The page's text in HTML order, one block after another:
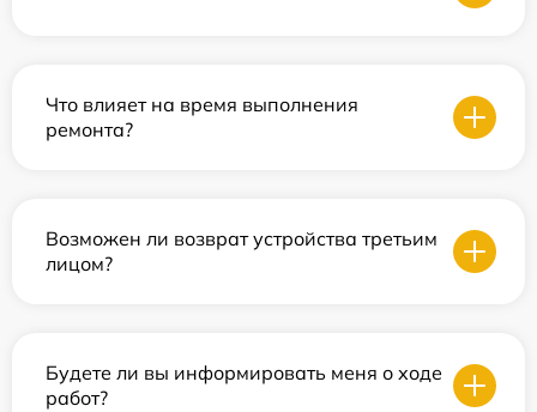
Что влияет на время выполнения
ремонта?
Возможен ли возврат устройства третьим
лицом?
Будете ли вы информировать меня о ходе
работ?